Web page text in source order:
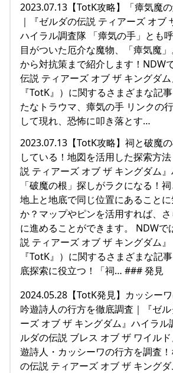
2023.07.13【TotK攻略】「瘴気魔
｜『ゼルダの伝説 ティアーズ オブ
ハイラル調査隊 「瘴気の手」とも
目がついた厄介な魔物、「瘴気魔
から対抗策まで紹介します！NDW
伝説 ティアーズ オブ ザ キングダ
『TotK』）に関するさまざまな記
たなトラウマ、瘴気の手 リンクの
して現れ、恐怖に叩き落とす…
2023.07.13【TotK攻略】祠と破魔
している！地図を活用した探索方
説 ティアーズ オブ ザ キングダム
「破魔の根」探しがラクになる！祠
地上と地底で同じ位置にあること
か？マップやピンを活用すれば、
に進めることができます。 NDWで
説 ティアーズ オブ ザ キングダム
『TotK』）に関するさまざまな記
底探索に役立つ！「祠… ### 発見
2024.05.28【TotK発見】カッシー
吟遊詩人の行方を徹底調査｜『ゼ
ーズ オブ ザ キングダム』ハイラル
ルダの伝説 ブレス オブ ザ ワイル
遊詩人・カッシーワの行方を調査
の伝説 ティアーズ オブ ザ キング